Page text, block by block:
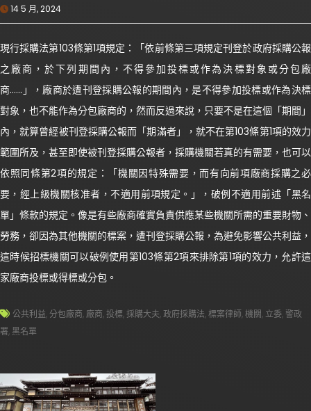
14 5 月, 2024
現行採購法第103條第1項規定：「依前條第三項規定刊登於政府採購公報
之廠商，於下列期間內，不得參加投標或作為決標對象或分包廠
商……」，廠商於遭刊登採購公報的期間內，是不得參加投標或作為決標
對象，也不能作為分包廠商的，然而反過來說，只要不是在這個「期間」
內，就算曾經被刊登採購公報而「期滿者」，就不在第103條第1項的效力
範圍所及，甚至即使被刊登採購公報者，採購機關若真的有需要，也可以
依照同條第2項的規定：「機關因特殊需要，而有向前項廠商採購之必
要，經上級機關核准者，不適用前項規定。」，破例不適用前述「黑名
單」條款的規定。像是有些廠商確實負責供應某些機關所需的重要財物、
勞務，卻因為其他機關的標案，遭刊登採購公報，為避免影響公共利益，
這時候招標機關可以破例使用第103條第2項來排除第1項的效力，允許這
家廠商投標或得標或分包。
公共利益, 分包廠商,廠商,投標,採購大夫,政府採購法,標案律師,機關, 立委,警政
署, 黑名單